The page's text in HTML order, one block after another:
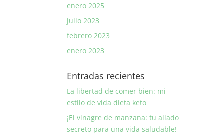
enero 2025
julio 2023
febrero 2023
enero 2023
Entradas recientes
La libertad de comer bien: mi
estilo de vida dieta keto
¡El vinagre de manzana: tu aliado
secreto para una vida saludable!